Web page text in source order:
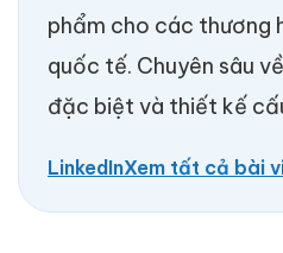
phẩm cho các thương
quốc tế. Chuyên sâu
đặc biệt và thiết kế
LinkedInXem tất cả bài